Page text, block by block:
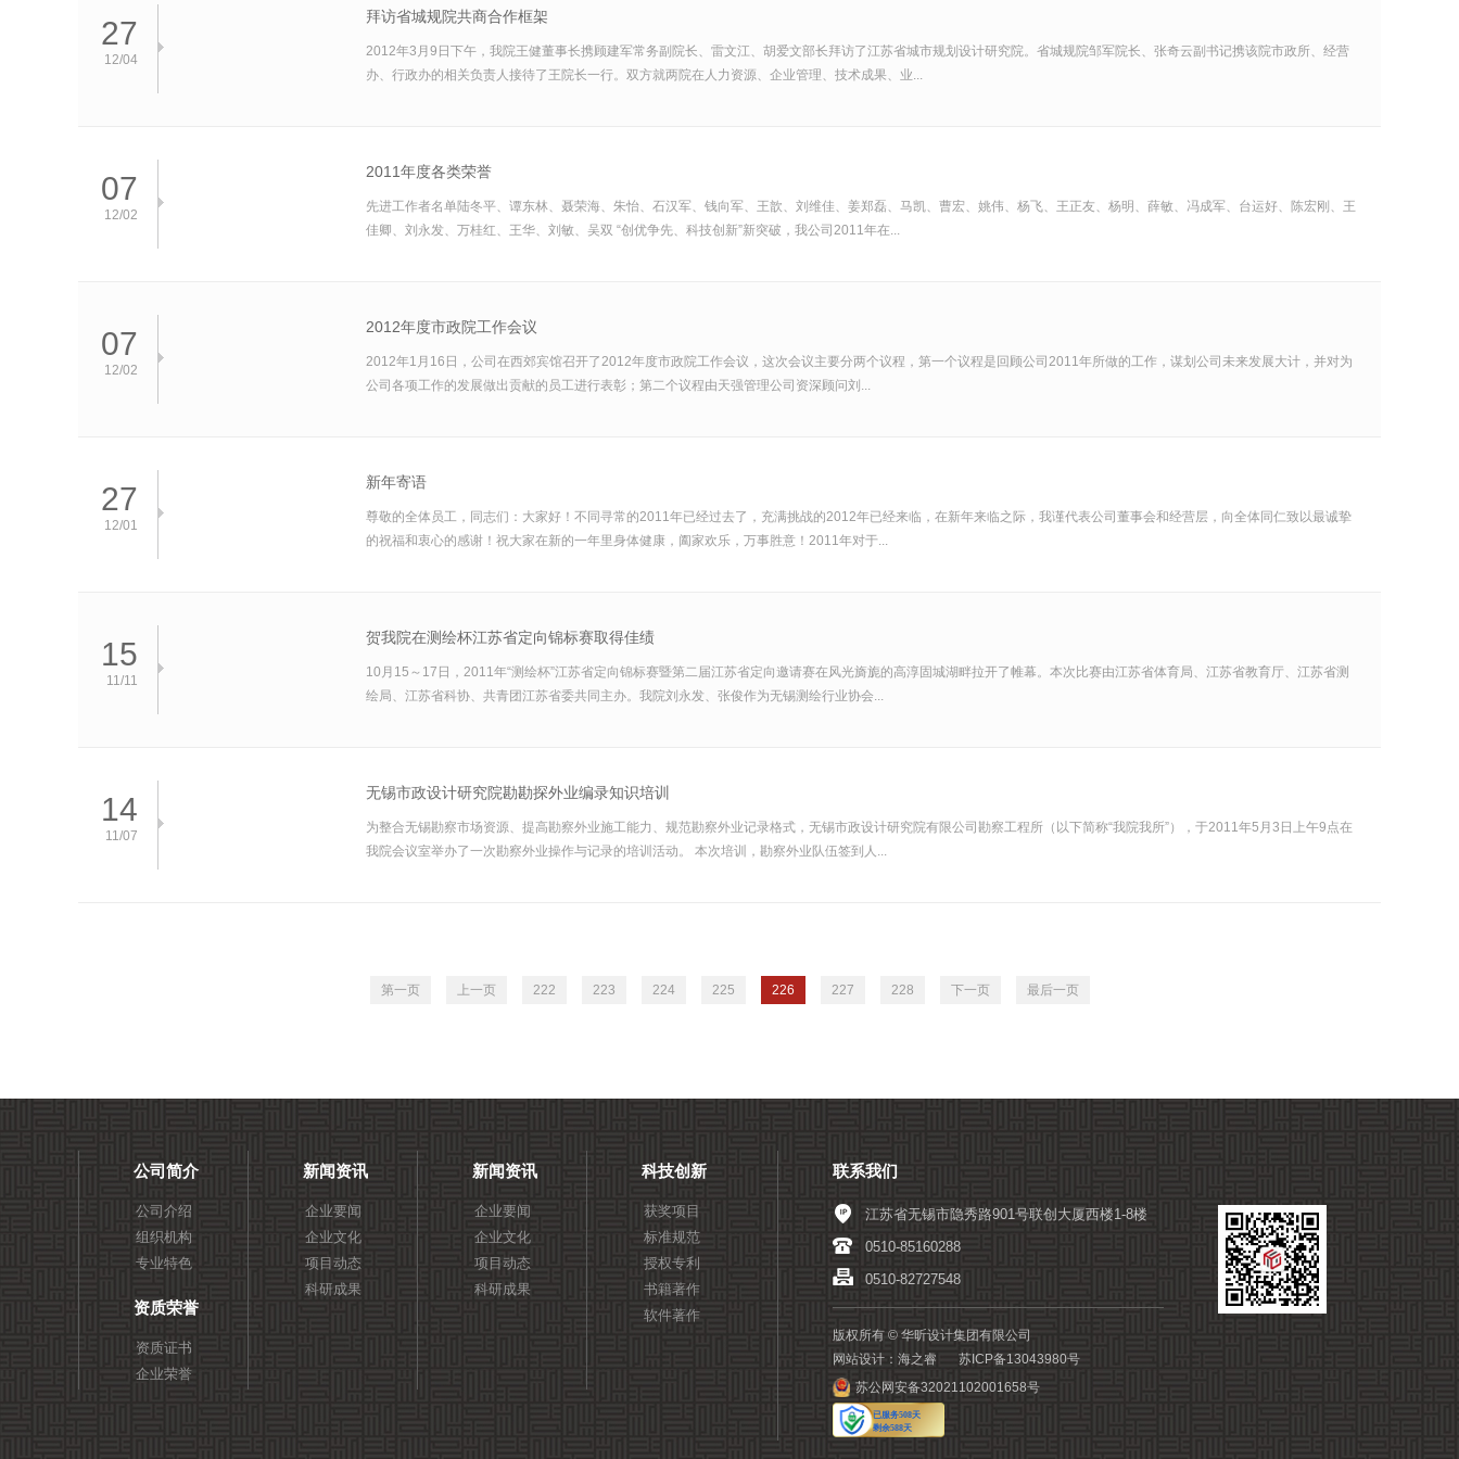
27
12/04
拜访省城规院共商合作框架
2012年3月9日下午，我院王健董事长携顾建军常务副院长、雷文江、胡爱文部长拜访了江苏省城市规划设计研究院。省城规院邹军院长、张奇云副书记携该院市政所、经营
办、行政办的相关负责人接待了王院长一行。双方就两院在人力资源、企业管理、技术成果、业...
07
12/02
2011年度各类荣誉
先进工作者名单陆冬平、谭东林、聂荣海、朱怡、石汉军、钱向军、王歆、刘维佳、姜郑磊、马凯、曹宏、姚伟、杨飞、王正友、杨明、薛敏、冯成军、台运好、陈宏刚、王
佳卿、刘永发、万桂红、王华、刘敏、吴双 “创优争先、科技创新”新突破，我公司2011年在...
07
12/02
2012年度市政院工作会议
2012年1月16日，公司在西郊宾馆召开了2012年度市政院工作会议，这次会议主要分两个议程，第一个议程是回顾公司2011年所做的工作，谋划公司未来发展大计，并对为
公司各项工作的发展做出贡献的员工进行表彰；第二个议程由天强管理公司资深顾问刘...
27
12/01
新年寄语
尊敬的全体员工，同志们：大家好！不同寻常的2011年已经过去了，充满挑战的2012年已经来临，在新年来临之际，我谨代表公司董事会和经营层，向全体同仁致以最诚挚
的祝福和衷心的感谢！祝大家在新的一年里身体健康，阖家欢乐，万事胜意！2011年对于...
15
11/11
贺我院在测绘杯江苏省定向锦标赛取得佳绩
10月15～17日，2011年“测绘杯”江苏省定向锦标赛暨第二届江苏省定向邀请赛在风光旖旎的高淳固城湖畔拉开了帷幕。本次比赛由江苏省体育局、江苏省教育厅、江苏省测
绘局、江苏省科协、共青团江苏省委共同主办。我院刘永发、张俊作为无锡测绘行业协会...
14
11/07
无锡市政设计研究院勘勘探外业编录知识培训
为整合无锡勘察市场资源、提高勘察外业施工能力、规范勘察外业记录格式，无锡市政设计研究院有限公司勘察工程所（以下简称“我院我所”），于2011年5月3日上午9点在
我院会议室举办了一次勘察外业操作与记录的培训活动。 本次培训，勘察外业队伍签到人...
第一页 上一页 222 223 224 225 226 227 228 下一页 最后一页
公司简介
公司介绍
组织机构
专业特色
资质荣誉
资质证书
企业荣誉
新闻资讯
企业要闻
企业文化
项目动态
科研成果
新闻资讯
企业要闻
企业文化
项目动态
科研成果
科技创新
获奖项目
标准规范
授权专利
书籍著作
软件著作
联系我们
江苏省无锡市隐秀路901号联创大厦西楼1-8楼
0510-85160288
0510-82727548
版权所有 © 华昕设计集团有限公司
网站设计：海之睿
苏ICP备13043980号
苏公网安备32021102001658号